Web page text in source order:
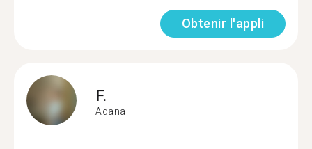
Obtenir l'appli
F.
Adana